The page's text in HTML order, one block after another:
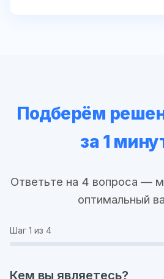
Подберём
за 1
Ответьте на 4 вопроса —
оптимальный
Шаг 1 из 4
Кем вы являетесь?